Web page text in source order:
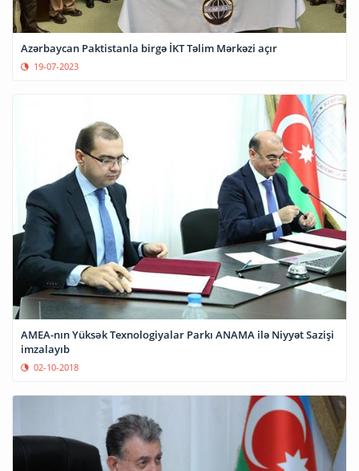
Azərbaycan Paktistanla birgə İKT Təlim Mərkəzi açır
19-07-2023
AMEA-nın Yüksәk Texnologiyalar Parkı ANAMA ilə Niyyət Sazişi
imzalayıb
02-10-2018